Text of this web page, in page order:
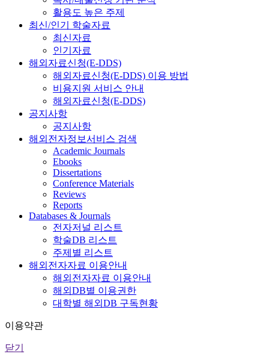
활용도 높은 주제
최신/인기 학술자료
최신자료
인기자료
해외자료신청(E-DDS)
해외자료신청(E-DDS) 이용 방법
비용지원 서비스 안내
해외자료신청(E-DDS)
공지사항
공지사항
해외전자정보서비스 검색
Academic Journals
Ebooks
Dissertations
Conference Materials
Reviews
Reports
Databases & Journals
전자저널 리스트
학술DB 리스트
주제별 리스트
해외전자자료 이용안내
해외전자자료 이용안내
해외DB별 이용권한
대학별 해외DB 구독현황
이용약관
닫기